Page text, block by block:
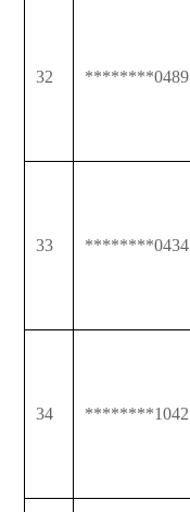
32 ********0489
33 ********0434
34 ********1042